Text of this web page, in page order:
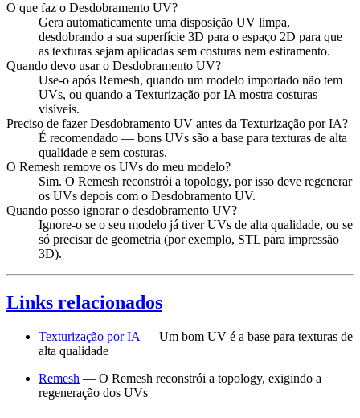
O que faz o Desdobramento UV?
Gera automaticamente uma disposição UV limpa,
desdobrando a sua superfície 3D para o espaço 2D para que
as texturas sejam aplicadas sem costuras nem estiramento.
Quando devo usar o Desdobramento UV?
Use-o após Remesh, quando um modelo importado não tem
UVs, ou quando a Texturização por IA mostra costuras
visíveis.
Preciso de fazer Desdobramento UV antes da Texturização por IA?
É recomendado — bons UVs são a base para texturas de alta
qualidade e sem costuras.
O Remesh remove os UVs do meu modelo?
Sim. O Remesh reconstrói a topology, por isso deve regenerar
os UVs depois com o Desdobramento UV.
Quando posso ignorar o desdobramento UV?
Ignore-o se o seu modelo já tiver UVs de alta qualidade, ou se
só precisar de geometria (por exemplo, STL para impressão
3D).
Links relacionados
Texturização por IA — Um bom UV é a base para texturas de
alta qualidade
Remesh — O Remesh reconstrói a topology, exigindo a
regeneração dos UVs